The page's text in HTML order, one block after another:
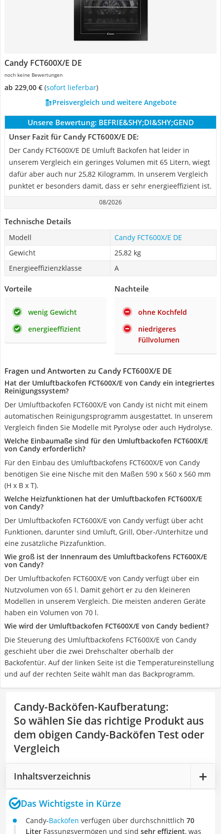
Candy FCT600X/E DE
noch keine Bewertungen
ab 229,00 € ( Sofort lieferbar)
Preisvergleich und weitere Angebote
Unsere Bewertung: BEFRIE&SHY;DI&SHY;GEND
Unser Fazit für Candy FCT600X/E DE:
Der Candy FCT600X/E DE Umluft Backofen hat leider in
unserem Vergleich ein geringes Volumen mit 65 Litern, wiegt
dafür aber auch nur 25,82 Kilogramm. In unserem Vergleich
punktet er besonders damit, dass er sehr energieeffizient ist.
08/2026
Technische Details
Modell
Candy FCT600X/E DE
Gewicht
25,82 kg
Energieeffizienzklasse
A
Vorteile
wenig Gewicht
energieeffizient
Nachteile
ohne Kochfeld
niedrigeres
Füllvolumen
Fragen und Antworten zu Candy FCT600X/E DE
Hat der Umluftbackofen FCT600X/E von Candy ein integriertes
Reinigungssystem?
Der Umluftbackofen FCT600X/E von Candy ist nicht mit einem
automatischen Reinigungsprogramm ausgestattet. In unserem
Vergleich finden Sie Modelle mit Pyrolyse oder auch Hydrolyse.
Welche Einbaumaße sind für den Umluftbackofen FCT600X/E
von Candy erforderlich?
Für den Einbau des Umluftbackofens FCT600X/E von Candy
benötigen Sie eine Nische mit den Maßen 590 x 560 x 560 mm
(H x B x T).
Welche Heizfunktionen hat der Umluftbackofen FCT600X/E
von Candy?
Der Umluftbackofen FCT600X/E von Candy verfügt über acht
Funktionen, darunter sind Umluft, Grill, Ober-/Unterhitze und
eine zusätzliche Pizzafunktion.
Wie groß ist der Innenraum des Umluftbackofens FCT600X/E
von Candy?
Der Umluftbackofen FCT600X/E von Candy verfügt über ein
Nutzvolumen von 65 l. Damit gehört er zu den kleineren
Modellen in unserem Vergleich. Die meisten anderen Geräte
haben ein Volumen von 70 l.
Wie wird der Umluftbackofen FCT600X/E von Candy bedient?
Die Steuerung des Umluftbackofens FCT600X/E von Candy
geschieht über die zwei Drehschalter oberhalb der
Backofentür. Auf der linken Seite ist die Temperatureinstellung
und auf der rechten Seite wählt man das Backprogramm.
Candy-Backöfen-Kaufberatung:
So wählen Sie das richtige Produkt aus
dem obigen Candy-Backöfen Test oder
Vergleich
Inhaltsverzeichnis
Das Wichtigste in Kürze
Candy-Backöfen verfügen über durchschnittlich 70
Liter Fassungsvermögen und sind sehr effizient, was